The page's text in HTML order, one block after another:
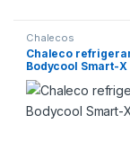
Chalecos
Chaleco
Bodycool Smart-X